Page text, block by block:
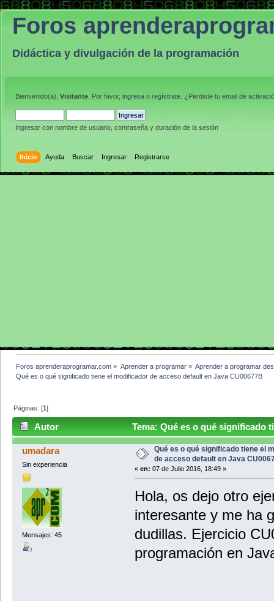
Foros
Didáctica y divulgación de la programación
Bienvenido(a), Visitante . Por favor, ingresa o regístrate . ¿Perdiste tu email de
Ingresar con nombre de usuario, contraseña y duración de la sesión
Inicio Ayuda Buscar Ingresar Registrarse
Foros aprenderaprogramar.com » Aprender a programar» Aprender a programar
Qué es o qué significado tiene el modificador de acceso default en Java CU00677B
Páginas: [1]
Autor
Tema: Qué es o qué significado
CU00677B (Leído 3962 veces)
umadara
Sin experiencia
Mensajes: 45
Qué es o qué significado tiene el
de acceso default en Java
« en: 07 de Julio 2016, 18:49 »
Hola, os dejo otro
interesante y me ha
dudillas. Ejercicio
programación en